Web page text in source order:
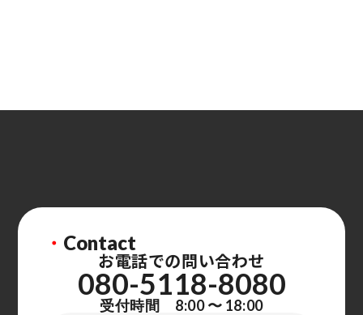
・ Contact
お電話での問い合わせ
080-5118-8080
受付時間 8:00 〜 18:00